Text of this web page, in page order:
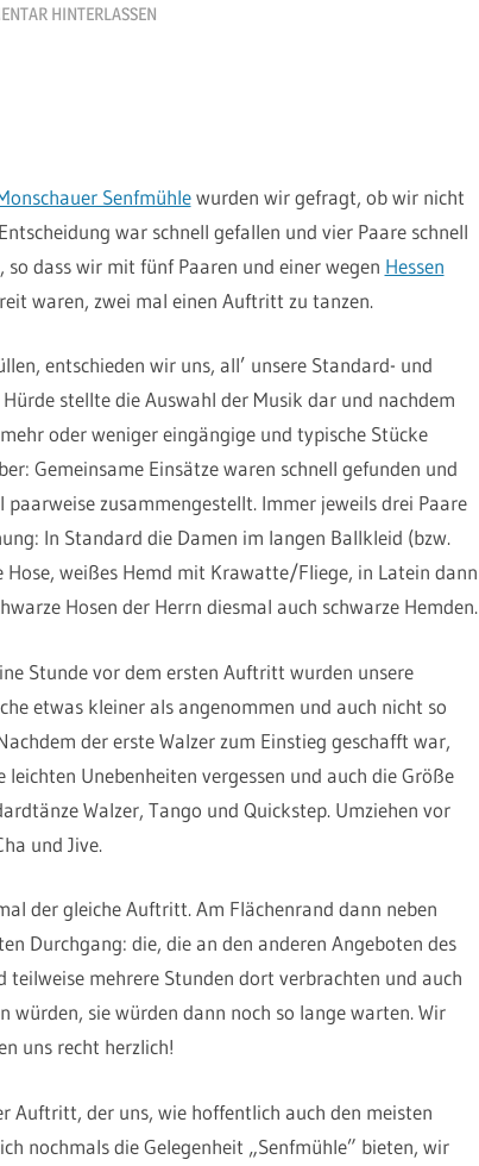
HINTERLASSEN
Senfmühlewurden wir gefragt, ob wir nicht
war schnell gefallen und vier Paare schnell
dass wir mit fünf Paaren und einer wegen Hessen
waren, zwei mal einen Auftritt zu tanzen.
entschieden wir uns, all’ unsere Standard- und
stellte die Auswahl der Musik dar und nachdem
oder weniger eingängige und typische Stücke
Gemeinsame Einsätze waren schnell gefunden und
zusammengestellt. Immer jeweils drei Paare
In Standard die Damen im langen Ballkleid (bzw.
Hose, weißes Hemd mit Krawatte/Fliege, in Latein dann
Hosen der Herrn diesmal auch schwarze Hemden.
Stunde vor dem ersten Auftritt wurden unsere
etwas kleiner als angenommen und auch nicht so
der erste Walzer zum Einstieg geschafft war,
Unebenheiten vergessen und auch die Größe
Walzer, Tango und Quickstep. Umziehen vor
und Jive.
der gleiche Auftritt. Am Flächenrand dann neben
Durchgang: die, die an den anderen Angeboten des
teilweise mehrere Stunden dort verbrachten und auch
sie würden dann noch so lange warten. Wir
uns recht herzlich!
Auftritt, der uns, wie hoffentlich auch den meisten
nochmals die Gelegenheit „Senfmühle” bieten, wir